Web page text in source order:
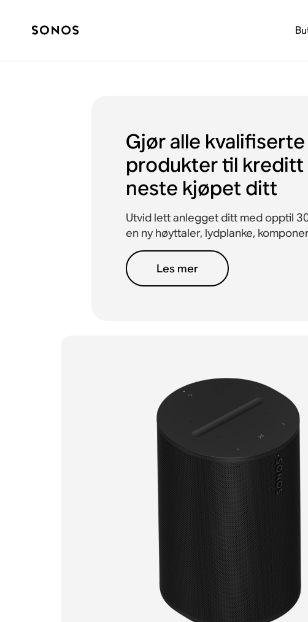
Gjør alle kvalifiserte
produkter til kreditt
neste kjøpet ditt
Utvid lett anlegget ditt med opptil
en ny høyttaler, lydplanke,
Les mer